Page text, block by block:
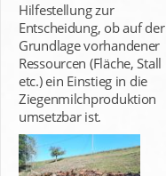
Hilfestellung zur
Entscheidung, ob auf der
Grundlage vorhandener
Ressourcen (Fläche, Stall
etc.) ein Einstieg in die
Ziegenmilchproduktion
umsetzbar ist.